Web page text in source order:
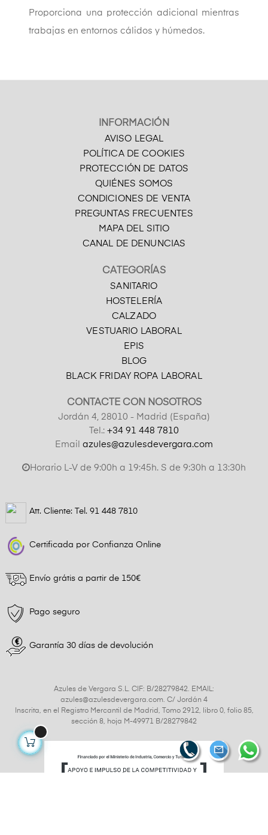
Proporciona una protección adicional mientras
trabajas en entornos cálidos y húmedos.
INFORMACIÓN
AVISO LEGAL
POLÍTICA DE COOKIES
PROTECCIÓN DE DATOS
QUIÉNES SOMOS
CONDICIONES DE VENTA
PREGUNTAS FRECUENTES
MAPA DEL SITIO
CANAL DE DENUNCIAS
CATEGORÍAS
SANITARIO
HOSTELERÍA
CALZADO
VESTUARIO LABORAL
EPIS
BLOG
BLACK FRIDAY ROPA LABORAL
CONTACTE CON NOSOTROS
Jordán 4, 28010 - Madrid (España)
Tel.: +34 91 448 7810
Email azules@azulesdevergara.com
Horario L-V de 9:00h a 19:45h. S de 9:30h a 13:30h
Att. Cliente: Tel. 91 448 7810
Certificada por Confianza Online
Envío grátis a partir de 150€
Pago seguro
Garantía 30 días de devolución
Azules de Vergara S.L. CIF: B/28279842. EMAIL:
azules@azulesdevergara.com. C/ Jordán 4
Inscrita, en el Registro Mercantil de Madrid, Tomo 2912, libro 0, folio 85,
sección 8, hoja M-49971 B/28279842